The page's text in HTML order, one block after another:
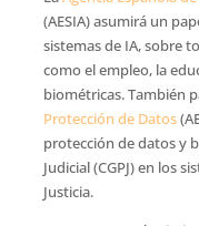
(AESIA) asumirá un
sistemas de IA, sobre
como el empleo, la
biométricas. También
Protección de Datos
protección de datos y
Judicial (CGPJ) en los
Justicia.